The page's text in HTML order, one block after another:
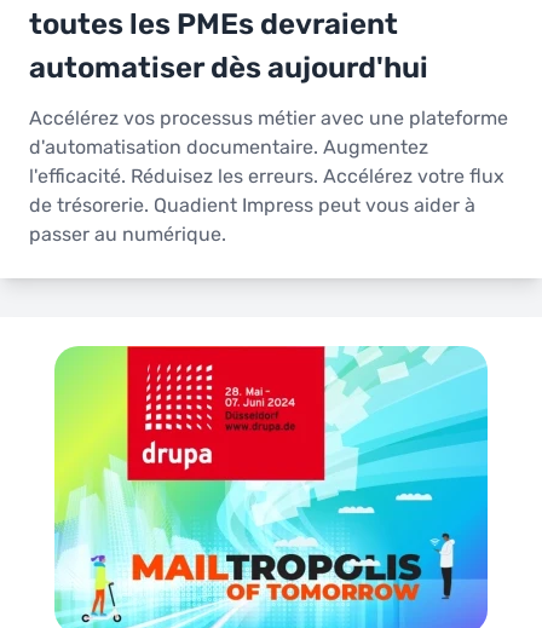
toutes les PMEs devraient
automatiser dès aujourd'hui
Accélérez vos processus métier avec une plateforme
d'automatisation documentaire. Augmentez
l'efficacité. Réduisez les erreurs. Accélérez votre flux
de trésorerie. Quadient Impress peut vous aider à
passer au numérique.